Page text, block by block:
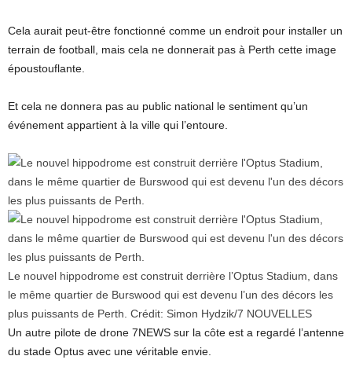
Cela aurait peut-être fonctionné comme un endroit pour installer un
terrain de football, mais cela ne donnerait pas à Perth cette image
époustouflante.
Et cela ne donnera pas au public national le sentiment qu’un
événement appartient à la ville qui l’entoure.
Le nouvel hippodrome est construit derrière l’Optus Stadium, dans
le même quartier de Burswood qui est devenu l’un des décors les
plus puissants de Perth. Crédit: Simon Hydzik/7 NOUVELLES
Un autre pilote de drone 7NEWS sur la côte est a regardé l’antenne
du stade Optus avec une véritable envie.